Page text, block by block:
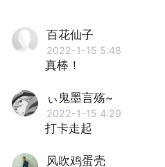
百花仙子
2022-1-15 5:48
真棒！
ぃ鬼墨言殇~
2022-1-15 4:29
打卡走起
风吹鸡蛋壳